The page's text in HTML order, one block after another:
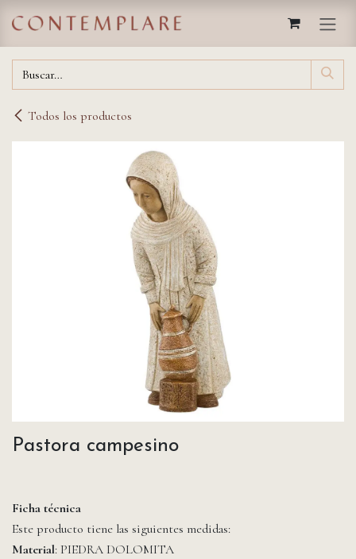
Todos los productos
Pastora campesino
Ficha técnica
Este producto tiene las siguientes medidas:
Material: PIEDRA DOLOMITA